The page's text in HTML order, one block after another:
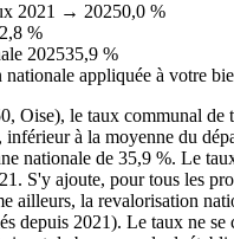
2021 → 20250,0 %
%
202535,9 %
appliquée à votre
Oise), le taux communal de
inférieur à la moyenne du
nationale de 35,9 %. Le
S'y ajoute, pour tous les
ailleurs, la revalorisation
depuis 2021). Le taux ne se